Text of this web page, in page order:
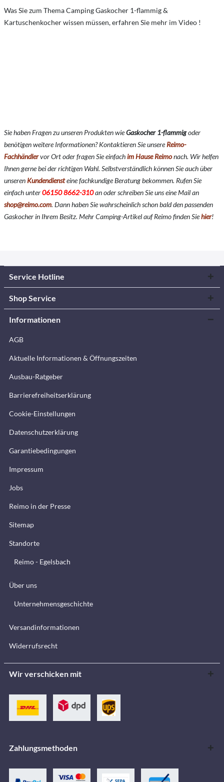
Was Sie zum Thema Camping Gaskocher 1-flammig &
Kartuschenkocher wissen müssen, erfahren Sie mehr im Video !
Sie haben Fragen zu unseren Produkten wieGaskocher 1-flammigoder
benötigen weitere Informationen? Kontaktieren Sie unsereReimo-
Fachhändlervor Ort oder fragen Sie einfachim Hause Reimonach. Wir helfen
Ihnen gerne bei der richtigen Wahl. Selbstverständlich können Sie auch über
unseren Kundendiensteine fachkundige Beratung bekommen. Rufen Sie
einfach unter06150 8662-310an oder schreiben Sie uns eine Mail an
shop@reimo.com. Dann haben Sie wahrscheinlich schon bald den passenden
Gaskocher in Ihrem Besitz. Mehr Camping-Artikel auf Reimo finden Siehier!
Service Hotline
Shop Service
Informationen
AGB
Aktuelle Informationen & Öffnungszeiten
Ausbau-Ratgeber
Barrierefreiheitserklärung
Cookie-Einstellungen
Datenschutzerklärung
Garantiebedingungen
Impressum
Jobs
Reimo in der Presse
Sitemap
Standorte
Reimo - Egelsbach
Über uns
Unternehmensgeschichte
Versandinformationen
Widerrufsrecht
Wir verschicken mit
Zahlungsmethoden